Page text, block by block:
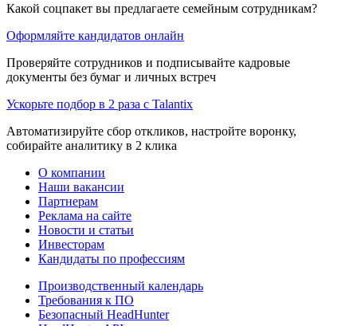
Какой соцпакет вы предлагаете семейным сотрудникам?
Оформляйте кандидатов онлайн
Проверяйте сотрудников и подписывайте кадровые
документы без бумаг и личных встреч
Ускорьте подбор в 2 раза с Talantix
Автоматизируйте сбор откликов, настройте воронку,
собирайте аналитику в 2 клика
О компании
Наши вакансии
Партнерам
Реклама на сайте
Новости и статьи
Инвесторам
Кандидаты по профессиям
Производственный календарь
Требования к ПО
Безопасный HeadHunter